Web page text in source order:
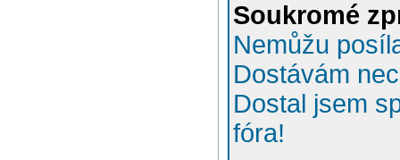
Soukromé
Nemůžu
Dostávám
Dostal jsem
fóra!